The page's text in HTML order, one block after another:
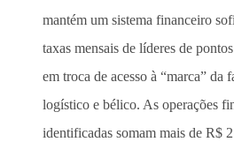
mantém um sistema financeiro
taxas mensais de líderes de
em troca de acesso à “marca” da
logístico e bélico. As operações
identificadas somam mais de R$